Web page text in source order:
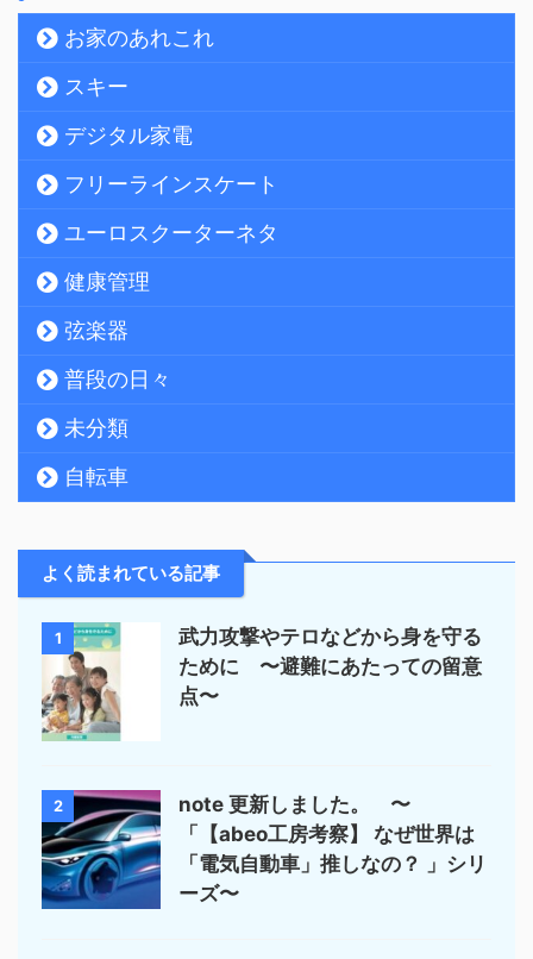
お家のあれこれ
スキー
デジタル家電
フリーラインスケート
ユーロスクーターネタ
健康管理
弦楽器
普段の日々
未分類
自転車
よく読まれている記事
1
武力攻撃やテロなどから身を守る
ために 〜避難にあたっての留意
点〜
2
note 更新しました。 〜
「【abeo工房考察】 なぜ世界は
「電気自動車」推しなの？ 」シリ
ーズ〜